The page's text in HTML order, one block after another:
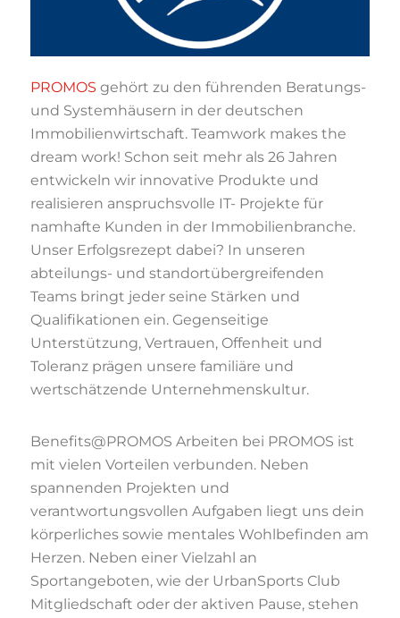
PROMOS gehört zu den führenden Beratungs-
und Systemhäusern in der deutschen
Immobilienwirtschaft. Teamwork makes the
dream work! Schon seit mehr als 26 Jahren
entwickeln wir innovative Produkte und
realisieren anspruchsvolle IT- Projekte für
namhafte Kunden in der Immobilienbranche.
Unser Erfolgsrezept dabei? In unseren
abteilungs- und standortübergreifenden
Teams bringt jeder seine Stärken und
Qualifikationen ein. Gegenseitige
Unterstützung, Vertrauen, Offenheit und
Toleranz prägen unsere familiäre und
wertschätzende Unternehmenskultur.
Benefits@PROMOS Arbeiten bei PROMOS ist
mit vielen Vorteilen verbunden. Neben
spannenden Projekten und
verantwortungsvollen Aufgaben liegt uns dein
körperliches sowie mentales Wohlbefinden am
Herzen. Neben einer Vielzahl an
Sportangeboten, wie der UrbanSports Club
Mitgliedschaft oder der aktiven Pause, stehen